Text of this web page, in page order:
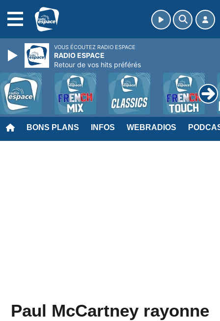
BONS PLANS INFOS WEBRADIOS
Paul McCartney rayonne
VOUS ÉCOUTEZ RADIO ESPACE
RADIO ESPACE
Retour de vos hits préférés